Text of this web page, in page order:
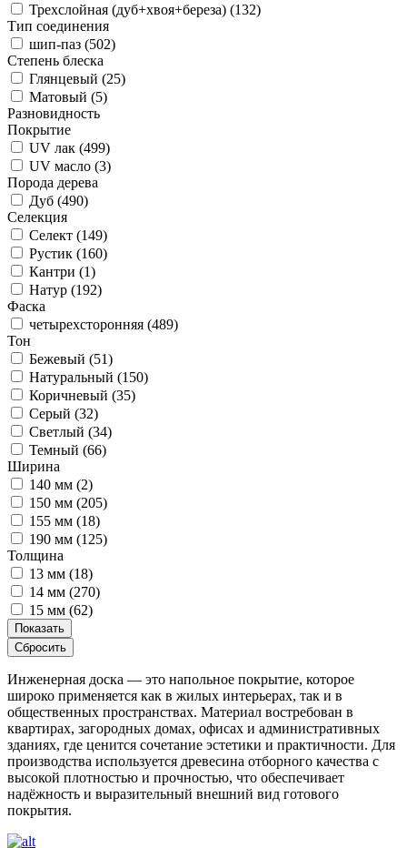
Трехслойная (дуб+хвоя+береза) (132)
Тип соединения
шип-паз (502)
Степень блеска
Глянцевый (25)
Матовый (5)
Разновидность
Покрытие
UV лак (499)
UV масло (3)
Порода дерева
Дуб (490)
Селекция
Селект (149)
Рустик (160)
Кантри (1)
Натур (192)
Фаска
четырехсторонняя (489)
Тон
Бежевый (51)
Натуральный (150)
Коричневый (35)
Серый (32)
Светлый (34)
Темный (66)
Ширина
140 мм (2)
150 мм (205)
155 мм (18)
190 мм (125)
Толщина
13 мм (18)
14 мм (270)
15 мм (62)
Показать
Сбросить
Инженерная доска — это напольное покрытие, которое
широко применяется как в жилых интерьерах, так и в
общественных пространствах. Материал востребован в
квартирах, загородных домах, офисах и административных
зданиях, где ценится сочетание эстетики и практичности. Для
производства используется древесина отборного качества с
высокой плотностью и прочностью, что обеспечивает
надёжность и выразительный внешний вид готового
покрытия.